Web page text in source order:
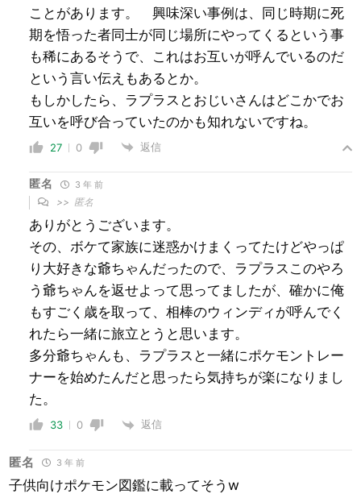
ことがあります。 興味深い事例は、同じ時期に死
期を悟った者同士が同じ場所にやってくるという事
も稀にあるそうで、これはお互いが呼んでいるのだ
という言い伝えもあるとか。
もしかしたら、ラプラスとおじいさんはどこかでお
互いを呼び合っていたのかも知れないですね。
27 0 返信
匿名 3 年 前
>> 匿名
ありがとうございます。
その、ボケて家族に迷惑かけまくってたけどやっぱ
り大好きな爺ちゃんだったので、ラプラスこのやろ
う爺ちゃんを返せよって思ってましたが、確かに俺
もすごく歳を取って、相棒のウィンディが呼んでく
れたら一緒に旅立とうと思います。
多分爺ちゃんも、ラプラスと一緒にポケモントレー
ナーを始めたんだと思ったら気持ちが楽になりまし
た。
33 0 返信
匿名 3 年 前
子供向けポケモン図鑑に載ってそうw